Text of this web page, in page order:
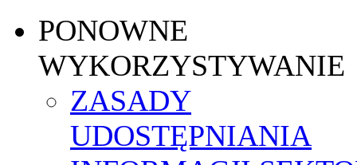
PONOWNE
WYKORZYSTYWANIE
ZASADY
UDOSTĘPNIANIA